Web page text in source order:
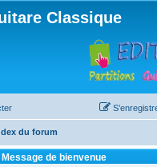
Classique
du forum
Message de bienvenue